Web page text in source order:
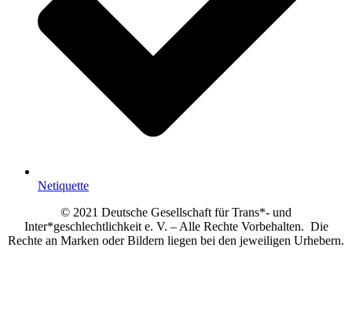
Netiquette
© 2021 Deutsche Gesellschaft für Trans*- und
Inter*geschlechtlichkeit e. V. – Alle Rechte Vorbehalten. Die
Rechte an Marken oder Bildern liegen bei den jeweiligen Urhebern.